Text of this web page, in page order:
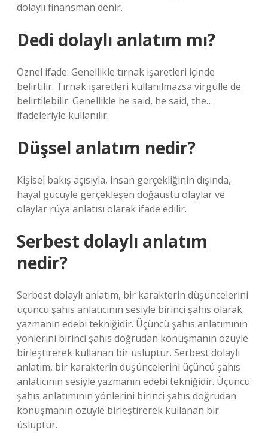
dolaylı finansman denir.
Dedi dolaylı anlatım mı?
Öznel ifade: Genellikle tırnak işaretleri içinde
belirtilir. Tırnak işaretleri kullanılmazsa virgülle de
belirtilebilir. Genellikle he said, he said, the…
ifadeleriyle kullanılır.
Düşsel anlatım nedir?
Kişisel bakış açısıyla, insan gerçekliğinin dışında,
hayal gücüyle gerçekleşen doğaüstü olaylar ve
olaylar rüya anlatısı olarak ifade edilir.
Serbest dolaylı anlatım
nedir?
Serbest dolaylı anlatım, bir karakterin düşüncelerini
üçüncü şahıs anlatıcının sesiyle birinci şahıs olarak
yazmanın edebi tekniğidir. Üçüncü şahıs anlatımının
yönlerini birinci şahıs doğrudan konuşmanın özüyle
birleştirerek kullanan bir üsluptur. Serbest dolaylı
anlatım, bir karakterin düşüncelerini üçüncü şahıs
anlatıcının sesiyle yazmanın edebi tekniğidir. Üçüncü
şahıs anlatımının yönlerini birinci şahıs doğrudan
konuşmanın özüyle birleştirerek kullanan bir
üsluptur.